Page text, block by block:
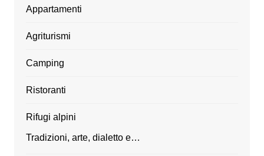
Appartamenti
Agriturismi
Camping
Ristoranti
Rifugi alpini
Tradizioni, arte, dialetto e…